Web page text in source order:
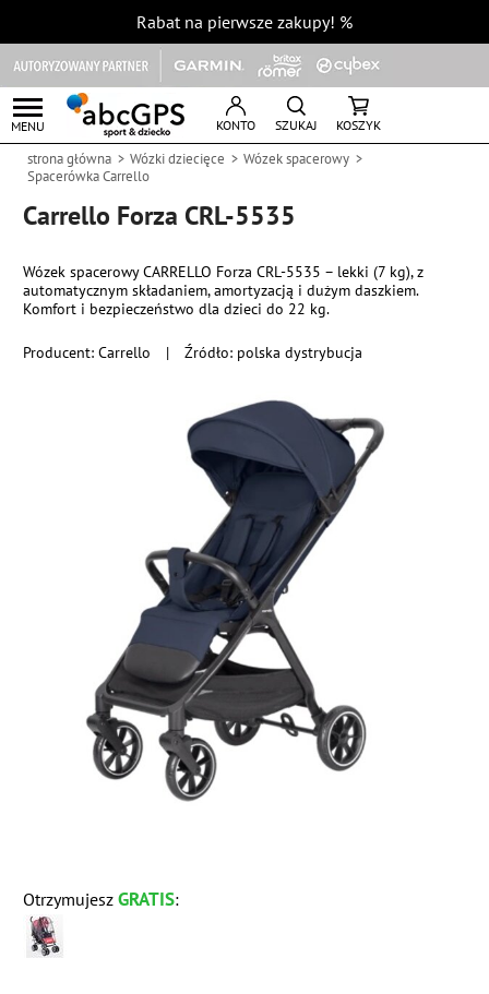
Rabat na pierwsze zakupy! %
MENU KONTO SZUKAJ KOSZYK
strona główna Wózki dziecięce
Wózek spacerowy
Spacerówka Carrello
Carrello Forza CRL-5535
Producent:Carrello | Źródło: polska dystrybucja
Wózek spacerowy CARRELLO Forza CRL-5535 – lekki (7 kg), z
automatycznym składaniem, amortyzacją i dużym daszkiem.
Komfort i bezpieczeństwo dla dzieci do 22 kg.
OtrzymujeszGRATIS: